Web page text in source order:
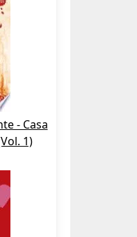
- Casa
1)